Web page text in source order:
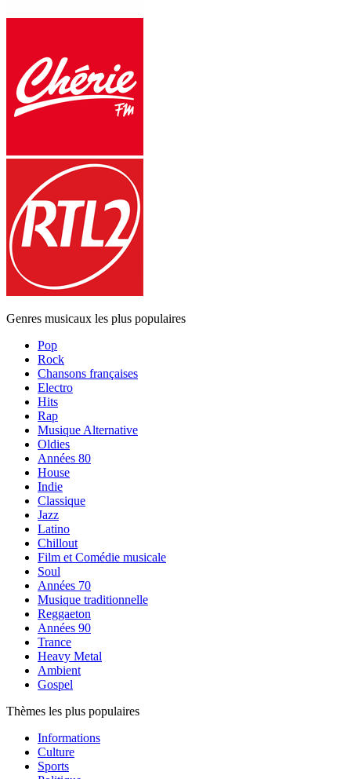
Genres musicaux les plus populaires
Pop
Rock
Chansons françaises
Electro
Hits
Rap
Musique Alternative
Oldies
Années 80
House
Indie
Classique
Jazz
Latino
Chillout
Film et Comédie musicale
Soul
Années 70
Musique traditionnelle
Reggaeton
Années 90
Trance
Heavy Metal
Ambient
Gospel
Thèmes les plus populaires
Informations
Culture
Sports